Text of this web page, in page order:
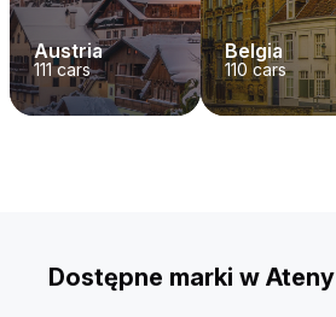
Austria
111cars
Belgia
110 cars
Dostępne marki w Ateny